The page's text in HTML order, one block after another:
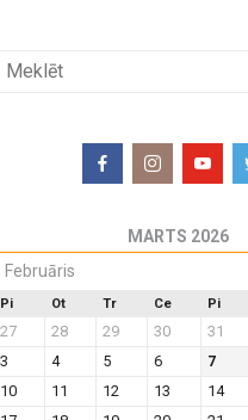
MARTS 2026
Februāris
Pi Ot Tr Ce Pi
27 28 29 30 31
3
4 5 6 7
10
11 12 13 14